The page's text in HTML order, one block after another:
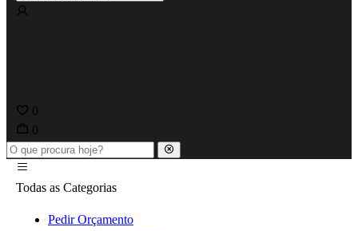
0
0
Todas as Categorias
Pedir Orçamento